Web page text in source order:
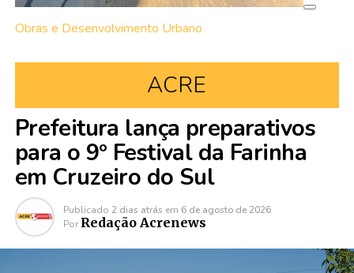
Obras e Desenvolvimento Urbano
ACRE
Prefeitura lança preparativos
para o 9º Festival da Farinha
em Cruzeiro do Sul
Publicado 2 dias atrás em 6 de agosto de 2026
Por Redação Acrenews